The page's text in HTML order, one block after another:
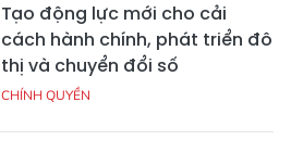
Tạo động lực mới cho cải
cách hành chính, phát triển đô
thị và chuyển đổi số
CHÍNH QUYỀN